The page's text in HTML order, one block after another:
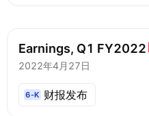
Earnings, Q1 FY2022
2022年4月27日
6-K 财报发布